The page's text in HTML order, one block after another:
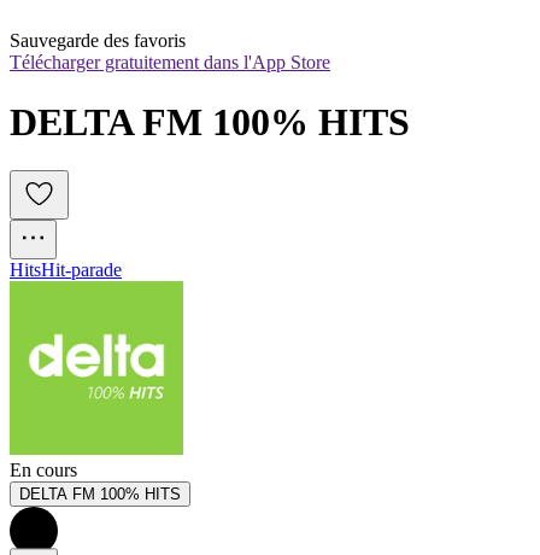
Sauvegarde des favoris
Télécharger gratuitement dans l'App Store
DELTA FM 100% HITS
HitsHit-parade
En cours
DELTA FM 100% HITS